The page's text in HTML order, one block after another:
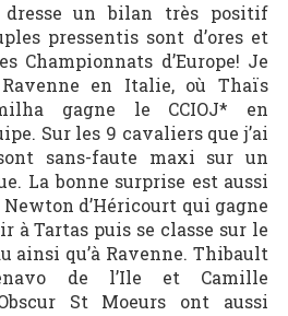
dresse un bilan très positif
pressentis sont d’ores et
Championnats d’Europe! Je
en Italie, où Thaïs
gagne le CCIOJ* en
Sur les 9 cavaliers que j’ai
sans-faute maxi sur un
La bonne surprise est aussi
d’Héricourt qui gagne
à Tartas puis se classe sur le
ainsi qu’à Ravenne. Thibault
de l’Ile et Camille
St Moeurs ont aussi